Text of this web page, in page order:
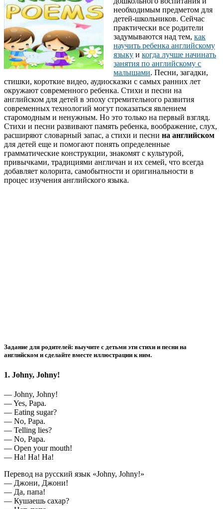
необходимым предметом для
детей-школьников. Сейчас
практически все родители
задумываются над тем, как
научить ребенка английскому
языку и когда лучше начинать
занятия по английскому с
малышами. Песни, загадки,
стишки, короткие видео, аудиосказки с самых ранних лет
окружают современного ребенка. Стихи и песни на
английском для детей в эпоху стремительного развития
современных технологий могут показаться явлением
старомодным и ненужным. Но это только на первый взгляд.
Стихи и песни развивают память ребенка, воображение, слух,
расширяют словарный запас, а стихи и песни на английском
для детей еще и помогают понять определенные
грамматические конструкции, знакомят с культурой,
привычками, традициями англичан и их семей, что всегда
добавляет колорита, самобытности и оригинальности в
процес изучения английского языка.
Задание для родителей: выучите с детьми эти стихи и песни на
английском и сделайте вместе иллюстрации к ним.
1. Johny, Johny!
— Johny, Johny!
— Yes, Papa.
— Eating sugar?
— No, Papa.
— Telling lies?
— No, Papa.
— Open your mouth!
— Ha! Ha! Ha!
Перевод на русский язык «Johny, Johny!»
— Джони, Джони!
— Да, папа!
— Кушаешь сахар?